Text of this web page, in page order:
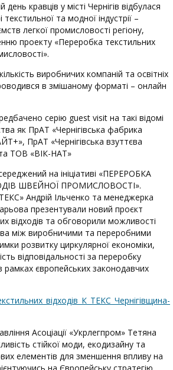
кравців у місті Чернігів відбулася
та модної індустрії –
легкої промисловості регіону,
проекту «Переробка текстильних
виробничих компаній та освітніх
в змішаному форматі – онлайн
серію guest visit на такі відомі
як ПрАТ «Чернігівська фабрика
ПрАТ «Чернігівська взуттєва
ТОВ «ВІК-НАТ»
на ініціативі «ПЕРЕРОБКА
ШВЕЙНОЇ ПРОМИСЛОВОСТІ».
Андрій Ільченко та менеджерка
презентували новий проєкт
відходів та обговорили можливості
між виробничими та переробними
розвитку циркулярної економіки,
відповідальності за переробку
рамках європейських законодавчих
Асоціації «Укрлегпром» Тетяна
стійкої моди, екодизайну та
елементів для зменшення впливу на